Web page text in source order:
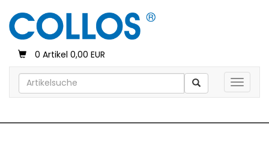
0 Artikel 0,00 EUR
Toggle